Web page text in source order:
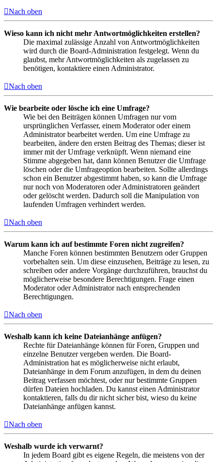
Nach oben
Wieso kann ich nicht mehr Antwortmöglichkeiten erstellen?
Die maximal zulässige Anzahl von Antwortmöglichkeiten
wird durch die Board-Administration festgelegt. Wenn du
glaubst, mehr Antwortmöglichkeiten als zugelassen zu
benötigen, kontaktiere einen Administrator.
Nach oben
Wie bearbeite oder lösche ich eine Umfrage?
Wie bei den Beiträgen können Umfragen nur vom
ursprünglichen Verfasser, einem Moderator oder einem
Administrator bearbeitet werden. Um eine Umfrage zu
bearbeiten, ändere den ersten Beitrag des Themas; dieser ist
immer mit der Umfrage verknüpft. Wenn niemand eine
Stimme abgegeben hat, dann können Benutzer die Umfrage
löschen oder die Umfrageoption bearbeiten. Sollte allerdings
schon ein Benutzer abgestimmt haben, so kann die Umfrage
nur noch von Moderatoren oder Administratoren geändert
oder gelöscht werden. Dadurch soll die Manipulation von
laufenden Umfragen verhindert werden.
Nach oben
Warum kann ich auf bestimmte Foren nicht zugreifen?
Manche Foren können bestimmten Benutzern oder Gruppen
vorbehalten sein. Um diese einzusehen, Beiträge zu lesen, zu
schreiben oder andere Vorgänge durchzuführen, brauchst du
möglicherweise besondere Berechtigungen. Frage einen
Moderator oder Administrator nach entsprechenden
Berechtigungen.
Nach oben
Weshalb kann ich keine Dateianhänge anfügen?
Rechte für Dateianhänge können für Foren, Gruppen und
einzelne Benutzer vergeben werden. Die Board-
Administration hat es möglicherweise nicht erlaubt,
Dateianhänge in dem Forum anzufügen, in dem du deinen
Beitrag verfassen möchtest, oder nur bestimmte Gruppen
dürfen Dateien hochladen. Du kannst einen Administrator
kontaktieren, falls du dir nicht sicher bist, wieso du keine
Dateianhänge anfügen kannst.
Nach oben
Weshalb wurde ich verwarnt?
In jedem Board gibt es eigene Regeln, die meistens von der